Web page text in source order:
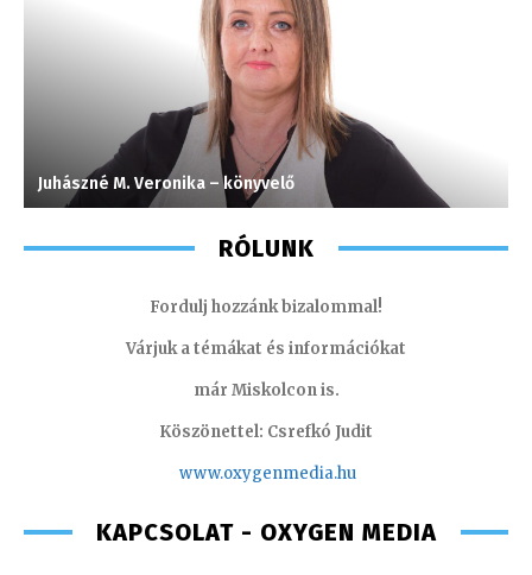
Juhászné M. Veronika – könyvelő
RÓLUNK
Fordulj hozzánk bizalommal!
Várjuk a témákat és információkat
már Miskolcon is.
Köszönettel: Csrefkó Judit
www.oxygenmedia.hu
KAPCSOLAT - OXYGEN MEDIA